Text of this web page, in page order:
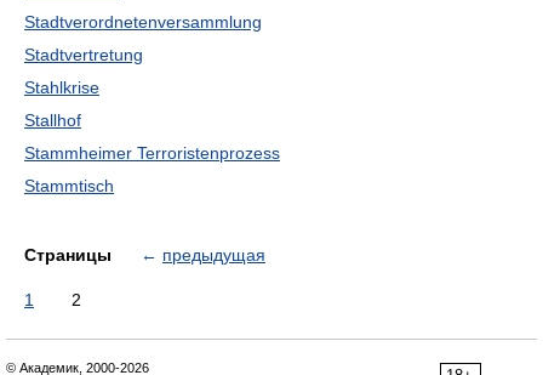
Stadtverordnetenversammlung
Stadtvertretung
Stahlkrise
Stallhof
Stammheimer Terroristenprozess
Stammtisch
Страницы ← предыдущая
1 2
© Академик, 2000-2026